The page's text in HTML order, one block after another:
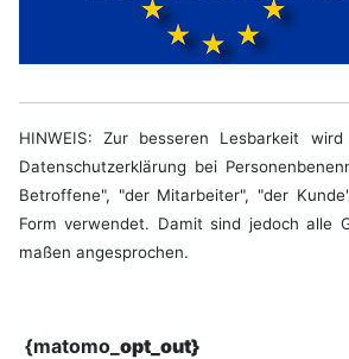
HINWEIS: Zur besseren Les­barkeit
Daten­schutz­erklärung bei
Betroffene", "der Mitar­beiter", "der
Form ver­wendet. Damit sind je­doch alle
maßen ange­sprochen.
{matomo_ opt_out}